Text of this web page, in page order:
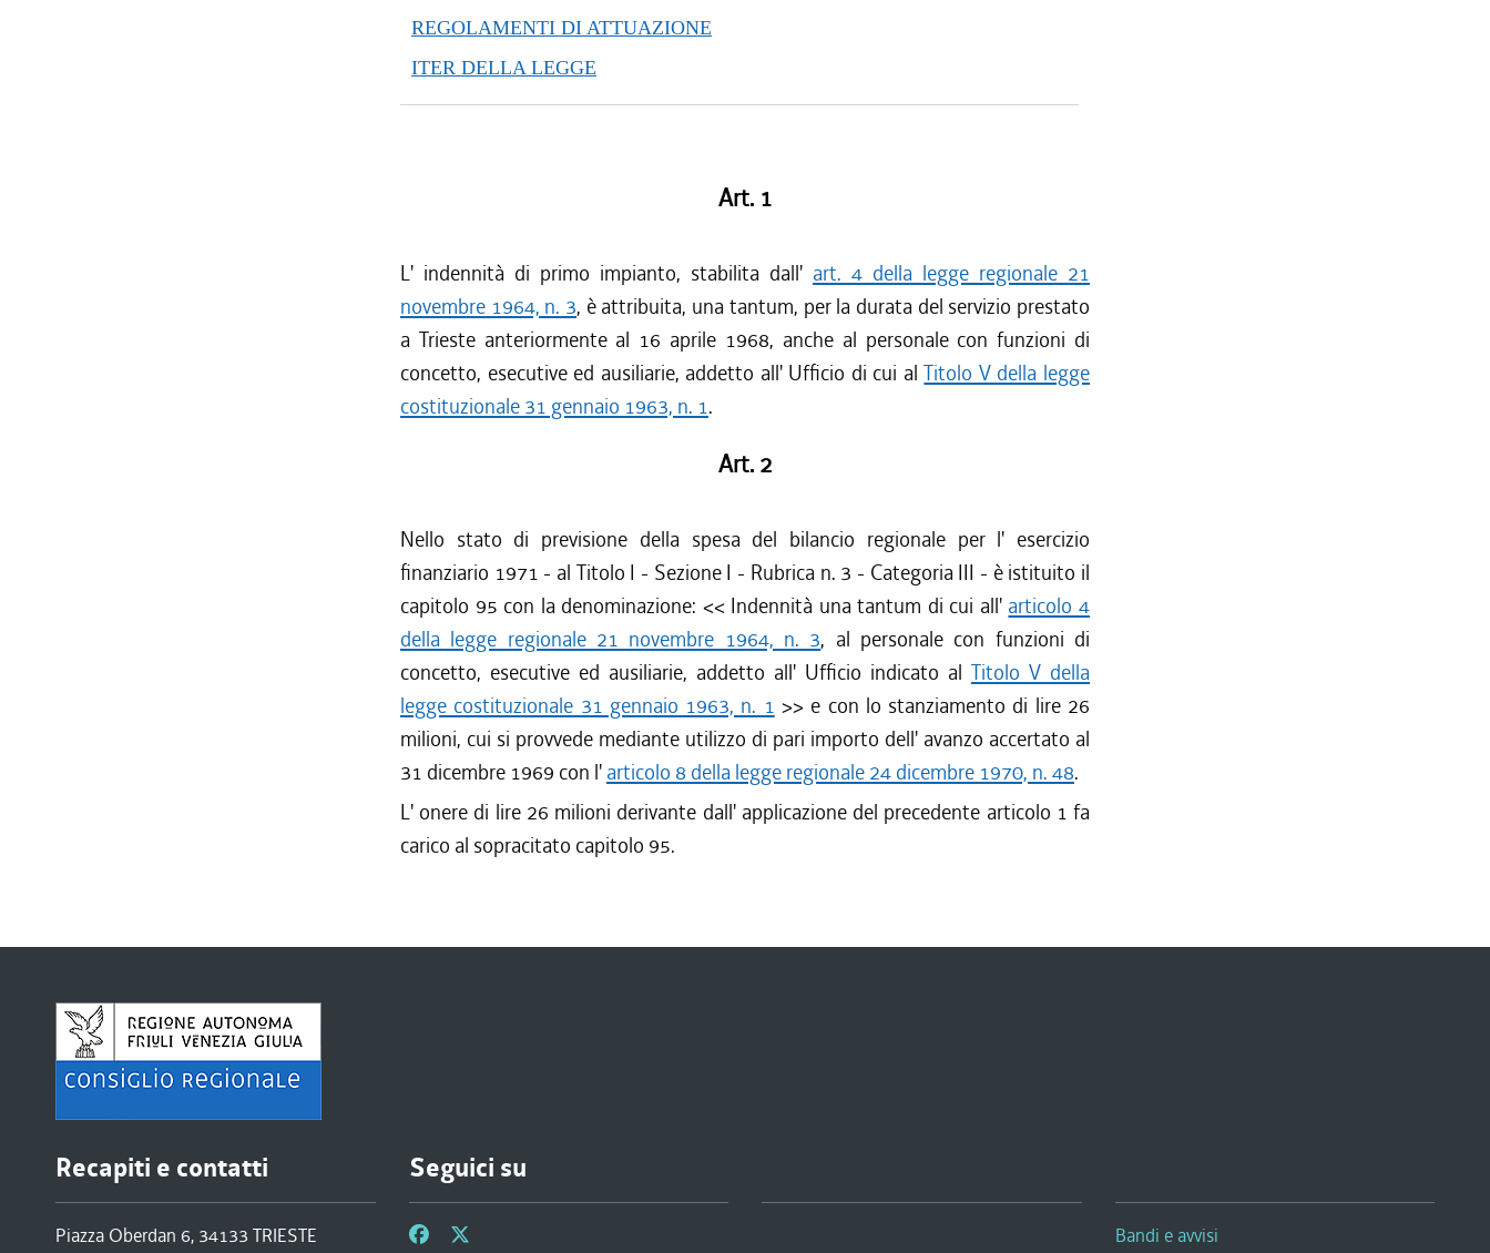
REGOLAMENTI DI ATTUAZIONE
ITER DELLA LEGGE
Art. 1
L' indennità di primo impianto, stabilita dall' art. 4 della legge regionale 21
novembre 1964, n. 3, è attribuita, una tantum, per la durata del servizio prestato
a Trieste anteriormente al 16 aprile 1968, anche al personale con funzioni di
concetto, esecutive ed ausiliarie, addetto all' Ufficio di cui alTitolo V della legge
costituzionale 31 gennaio 1963, n. 1.
Art. 2
Nello stato di previsione della spesa del bilancio regionale per l' esercizio
finanziario 1971 - al Titolo I - Sezione I - Rubrica n. 3 - Categoria III - è istituito il
capitolo 95 con la denominazione: << Indennità una tantum di cui all' articolo 4
della legge regionale 21 novembre 1964, n. 3, al personale con funzioni di
concetto, esecutive ed ausiliarie, addetto all' Ufficio indicato al Titolo V della
legge costituzionale 31 gennaio 1963, n. 1 >> e con lo stanziamento di lire 26
milioni, cui si provvede mediante utilizzo di pari importo dell' avanzo accertato al
31 dicembre 1969 con l' articolo 8 della legge regionale 24 dicembre 1970, n. 48.
L' onere di lire 26 milioni derivante dall' applicazione del precedente articolo 1 fa
carico al sopracitato capitolo 95.
Recapiti e contatti
Piazza Oberdan 6, 34133 TRIESTE
Seguici su
Bandi e avvisi